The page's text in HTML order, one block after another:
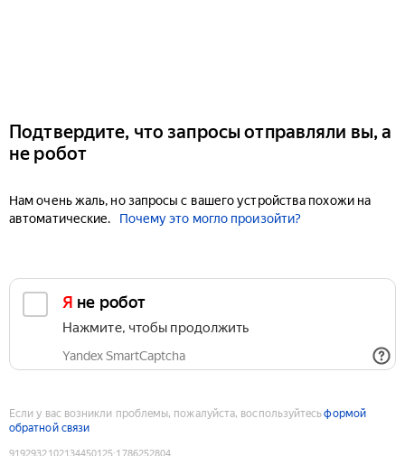
Подтвердите, что запросы отправляли вы, а
не робот
Нам очень жаль, но запросы с вашего устройства похожи на
автоматические.
Почему это могло произойти?
Я не робот
Нажмите, чтобы продолжить
Yandex SmartCaptcha
Если у вас возникли проблемы, пожалуйста, воспользуйтесьформой
обратной связи
9192932102134450125:1786252804